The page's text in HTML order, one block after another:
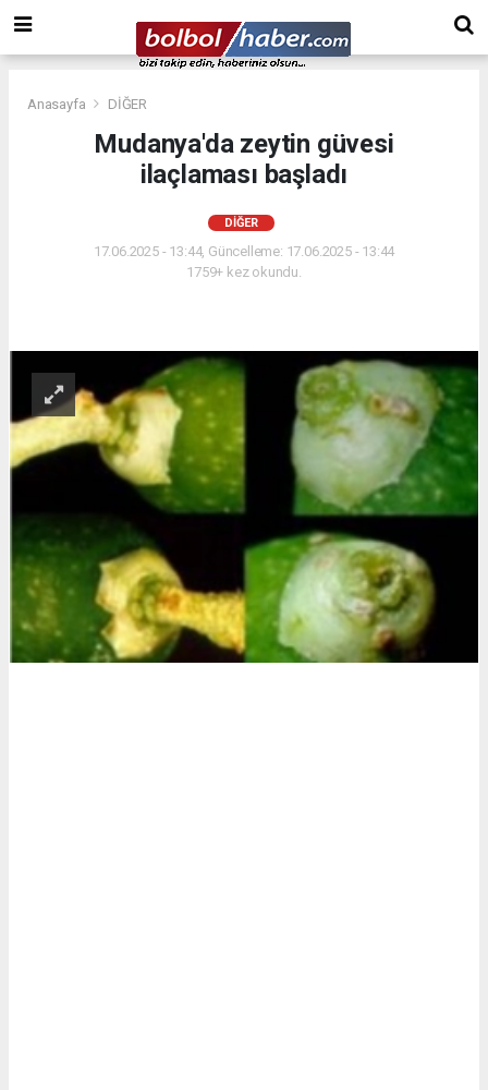
Anasayfa DİĞER
Mudanya'da zeytin güvesi
ilaçlaması başladı
DİĞER
17.06.2025 - 13:44, Güncelleme: 17.06.2025 - 13:44
1759+ kez okundu.